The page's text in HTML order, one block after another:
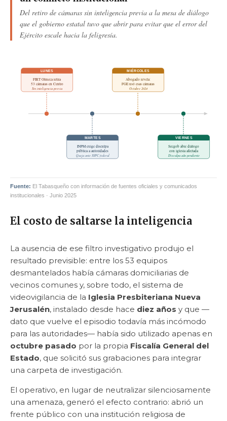
Del retiro de cámaras sin inteligencia previa a la mesa de diálogo
que el gobierno estatal tuvo que abrir para evitar que el error del
Ejército escale hacia la feligresía.
LUNES
FIRT Olmeca retira
53 cámaras en Centro
Sin inteligencia previa
MARTES
INPM exige disculpa
pública a autoridades
Queja ante SSPC federal
MIÉRCOLES
Abogado revela:
FGE usó esas cámaras
Octubre 2024
VIERNES
Secgob abre diálogo
con iglesia afectada
Disculpa aún pendiente
Fuente: El Tabasqueño con información de fuentes oficiales y comunicados
institucionales · Junio 2025
El costo de saltarse la inteligencia
La ausencia de ese filtro investigativo produjo el
resultado previsible: entre los 53 equipos
desmantelados había cámaras domiciliarias de
vecinos comunes y, sobre todo, el sistema de
videovigilancia de la Iglesia Presbiteriana Nueva
Jerusalén, instalado desde hace diez años y que —
dato que vuelve el episodio todavía más incómodo
para las autoridades— había sido utilizado apenas en
octubre pasado por la propia Fiscalía General del
Estado, que solicitó sus grabaciones para integrar
una carpeta de investigación.
El operativo, en lugar de neutralizar silenciosamente
una amenaza, generó el efecto contrario: abrió un
frente público con una institución religiosa de